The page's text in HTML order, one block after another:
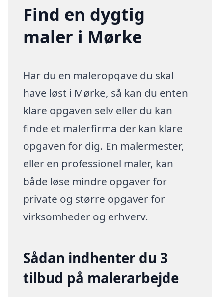
Find en dygtig
maler i Mørke
Har du en maleropgave du skal
have løst i Mørke, så kan du enten
klare opgaven selv eller du kan
finde et malerfirma der kan klare
opgaven for dig. En malermester,
eller en professionel maler, kan
både løse mindre opgaver for
private og større opgaver for
virksomheder og erhverv.
Sådan indhenter du 3
tilbud på malerarbejde